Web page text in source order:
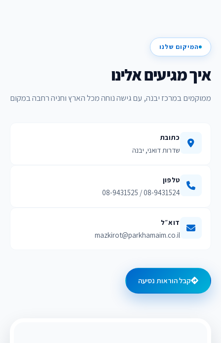
המיקום שלנו
איך מגיעים אלינו
ממוקמים במרכז יבנה, עם גישה נוחה מכל הארץ וחניה רחבה במקום
כתובת
שדרות דואני, יבנה
טלפון
08-9431524 / 08-9431525
דוא״ל
mazkirot@parkhamaim.co.il
קבל הוראות נסיעה